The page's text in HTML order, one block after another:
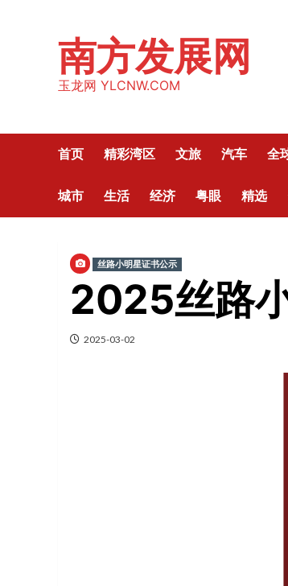
南方发展网
玉龙网 YLCNW.COM
首页 精彩湾区 文旅 汽车 全
城市 生活 经济 粤眼 精选
丝路小明星证书公示
2025丝路
2025-03-02